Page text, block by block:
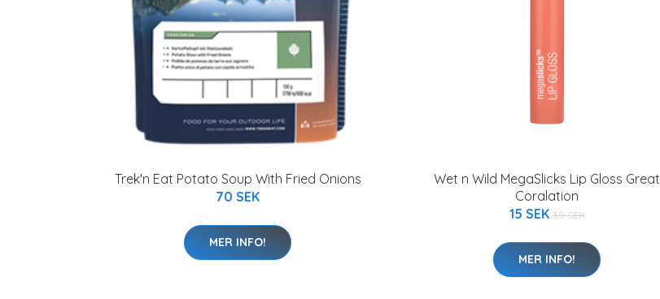
Trek'n Eat Potato Soup With Fried Onions
70 SEK
MER INFO!
Wet n Wild MegaSlicks Lip Gloss Great
Coralation
15 SEK 39 SEK
MER INFO!